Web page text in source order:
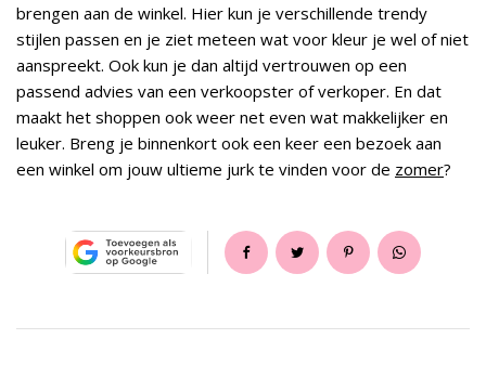
brengen aan de winkel. Hier kun je verschillende trendy
stijlen passen en je ziet meteen wat voor kleur je wel of niet
aanspreekt. Ook kun je dan altijd vertrouwen op een
passend advies van een verkoopster of verkoper. En dat
maakt het shoppen ook weer net even wat makkelijker en
leuker. Breng je binnenkort ook een keer een bezoek aan
een winkel om jouw ultieme jurk te vinden voor de zomer?